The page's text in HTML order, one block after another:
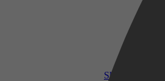
SkyShowtime